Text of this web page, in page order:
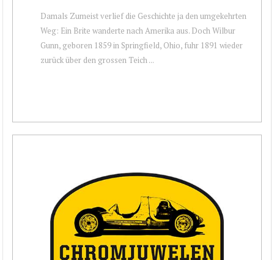
Damals Zumeist verlief die Geschichte ja den umgekehrten
Weg: Ein Brite wanderte nach Amerika aus. Doch Wilbur
Gunn, geboren 1859 in Springfield, Ohio, fuhr 1891 wieder
zurück über den grossen Teich ...